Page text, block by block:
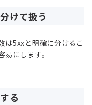
けて扱う
は5xxと明確に分けるこ
にします。
る